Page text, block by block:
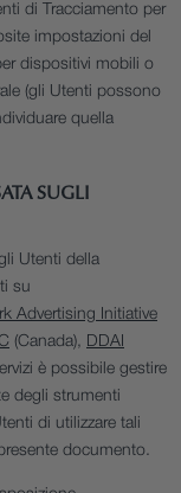
di Tracciamento per
impostazioni del
dispositivi mobili o
(gli Utenti possono
quella
SUGLI
Utenti della
su
Advertising Initiative
(Canada), DDAI
è possibile gestire
degli strumenti
di utilizzare tali
documento.